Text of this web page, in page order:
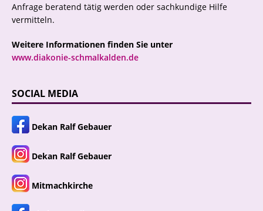
Anfrage beratend tätig werden oder sachkundige Hilfe
vermitteln.
Weitere Informationen finden Sie unter
www.diakonie-schmalkalden.de
SOCIAL MEDIA
Dekan Ralf Gebauer
Dekan Ralf Gebauer
Mitmachkirche